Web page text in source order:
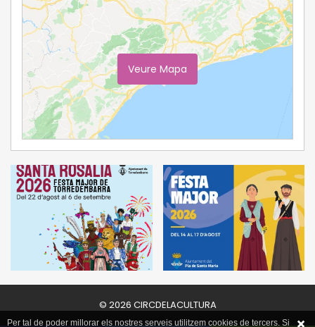
Veure Mapa
© 2026 CIRCDELACULTURA
Per tal de poder millorar els nostres serveis utilitzem cookies de tercers. Si